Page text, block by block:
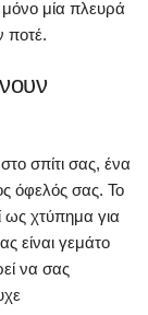
μία πλευρά
ποτέ.
σπίτι σας, ένα
όφελός σας. Το
ως χτύπημα για
είναι γεμάτο
να σας